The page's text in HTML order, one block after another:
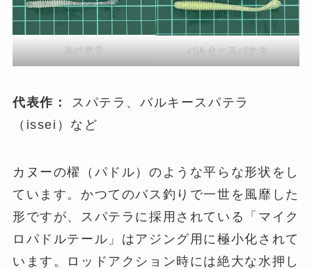
スパテラ バルキースパテラ
代表作：
スパテラ、バルキースパテラ
（issei）など
カヌーの櫂（パドル）のような平らな形状をし
ています。かつてのバス釣りで一世を風靡した
形ですが、スパテラに採用されている「マイク
ロパドルテール」はアジング用に極小化されて
います。ロッドアクション時には絶大な水押し